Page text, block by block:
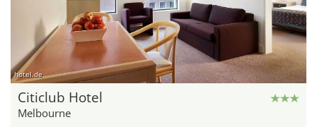
hotel.de
Citiclub Hotel
Melbourne